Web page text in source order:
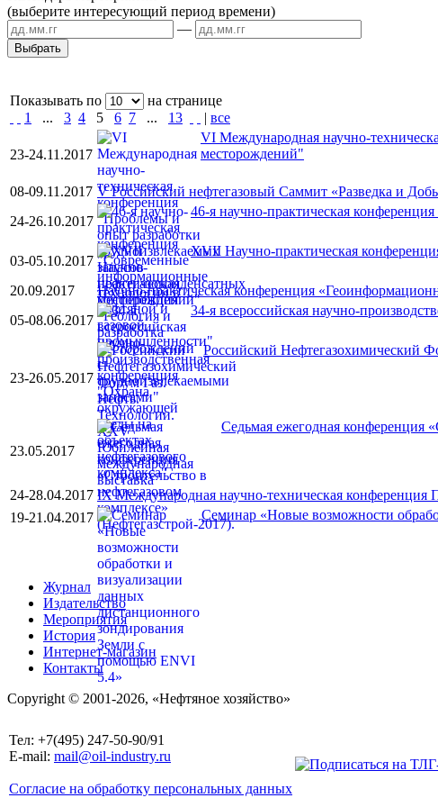
(выберите интересующий период времени)
—
Показывать по
на странице
1
... 3 4 5 6 7 ... 13 | все
23-24.11.2017
VI Международная научно-
месторождений"
08-09.11.2017 V Российский нефтегазовый Саммит «Разведка и
24-26.10.2017
46-я научно-практическая
03-05.10.2017
XVII Научно-практическая
20.09.2017
Научно-практическая конференция
05-08.06.2017
34-я всероссийская научно-
23-26.05.2017
Российский Нефтегазохимический
23.05.2017
Седьмая ежегодная конференция
24-28.04.2017 IX Международная научно-техническая
19-21.04.2017
Семинар «Новые возможности
Журнал
Издательство
Мероприятия
История
Интернет-магазин
Контакты
Copyright © 2001-2026, «Нефтяное хозяйство»
Тел: +7(495) 247-50-90/91
E-mail: mail@oil-industry.ru
Согласие на обработку персональных данных